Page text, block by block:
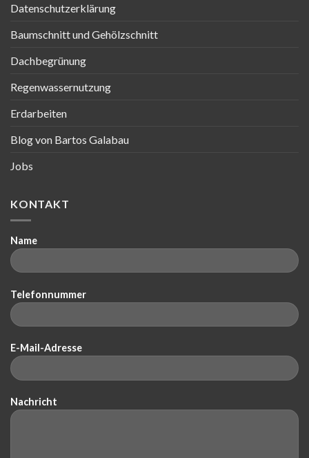
Datenschutzerklärung
Baumschnitt und Gehölzschnitt
Dachbegrünung
Regenwassernutzung
Erdarbeiten
Blog von Bartos Galabau
Jobs
KONTAKT
Name
Telefonnummer
E-Mail-Adresse
Nachricht